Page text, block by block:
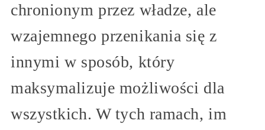
chronionym przez władze, ale
wzajemnego przenikania się z
innymi w sposób, który
maksymalizuje możliwości dla
wszystkich. W tych ramach, im